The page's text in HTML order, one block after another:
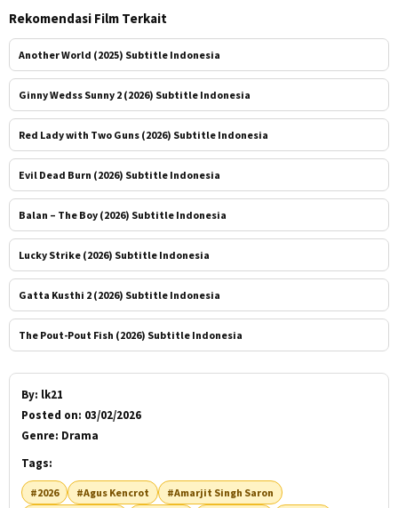
Rekomendasi Film Terkait
Another World (2025) Subtitle Indonesia
Ginny Wedss Sunny 2 (2026) Subtitle Indonesia
Red Lady with Two Guns (2026) Subtitle Indonesia
Evil Dead Burn (2026) Subtitle Indonesia
Balan – The Boy (2026) Subtitle Indonesia
Lucky Strike (2026) Subtitle Indonesia
Gatta Kusthi 2 (2026) Subtitle Indonesia
The Pout-Pout Fish (2026) Subtitle Indonesia
By: lk21
Posted on: 03/02/2026
Genre: Drama
Tags:
#2026 #Agus Kencrot
#Amarjit Singh Saron